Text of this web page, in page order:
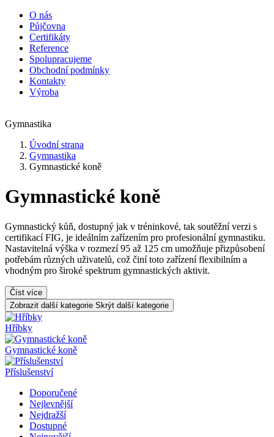
O nás
Půjčovna
Certifikáty
Reference
Spolupracujeme
Obchodní podmínky
Kontakty
Výroba
Gymnastika
Úvodní strana
Gymnastika
Gymnastické koně
Gymnastické koně
Gymnastický kůň, dostupný jak v tréninkové, tak soutěžní verzi s
certifikací FIG, je ideálním zařízením pro profesionální gymnastiku.
Nastavitelná výška v rozmezí 95 až 125 cm umožňuje přizpůsobení
potřebám různých uživatelů, což činí toto zařízení flexibilním a
vhodným pro široké spektrum gymnastických aktivit.
Číst více
Zobrazit další kategorie Skrýt další kategorie
Hříbky
Gymnastické koně
Příslušenství
Doporučené
Nejlevnější
Nejdražší
Dostupné